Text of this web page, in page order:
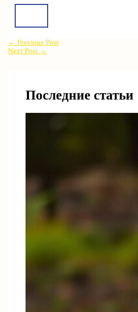
← Previous Post
Next Post →
Последние статьи